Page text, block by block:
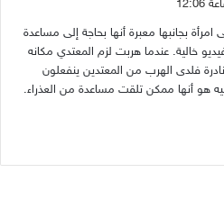
بجانبها معبرة أنها بحاجة إلى مساعدة
خالية. عندما هربت لزم المعتدي مكانه
الحالة 99% نادرة فلدى الهرب من المعتدين ينفعلون
هو أنها ممكن تلقت مساعدة من العذراء.